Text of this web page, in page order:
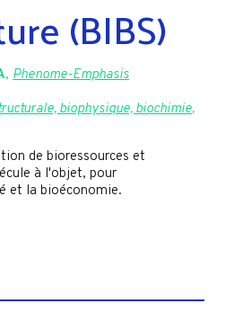
(BIBS)
, Phenome-Emphasis
biophysique, biochimie,
de bioressources et
à l'objet, pour
et la bioéconomie.